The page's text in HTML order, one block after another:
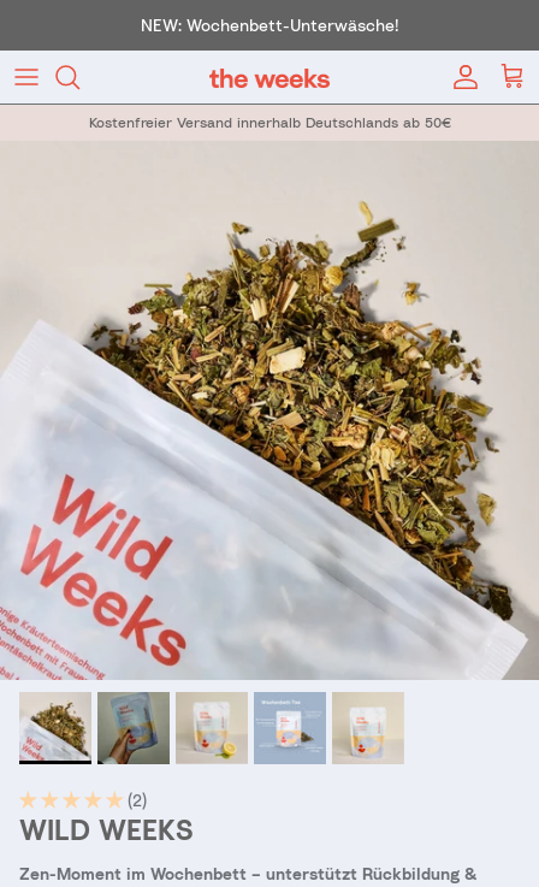
NEW: Wochenbett-Unterwäsche!
Konto
Kostenfreier Versand innerhalb Deutschlands ab 50€
(2)
WILD WEEKS
Zen-Moment im Wochenbett – unterstützt Rückbildung &